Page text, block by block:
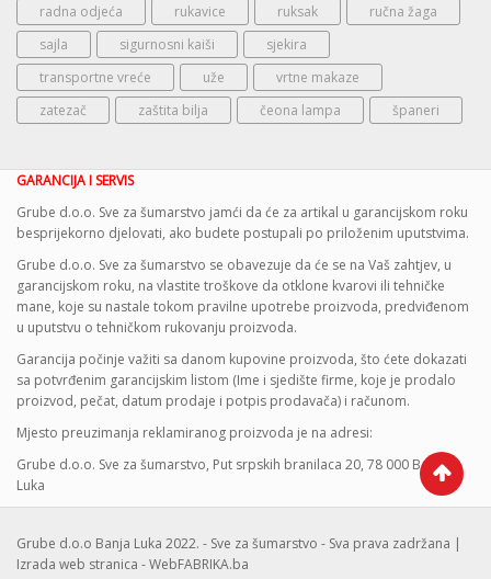
radna odjeća
rukavice ruksak
ručna žaga
sajla
sigurnosni kaiši
sjekira
transportne vreće
uže
vrtne makaze
zatezač
zaštita bilja čeona lampa španeri
GARANCIJA I SERVIS
Grube d.o.o. Sve za šumarstvo jamći da će za artikal u garancijskom roku
besprijekorno djelovati, ako budete postupali po priloženim uputstvima.
Grube d.o.o. Sve za šumarstvo se obavezuje da će se na Vaš zahtjev, u
garancijskom roku, na vlastite troškove da otklone kvarovi ili tehničke
mane, koje su nastale tokom pravilne upotrebe proizvoda, predviđenom
u uputstvu o tehničkom rukovanju proizvoda.
Garancija počinje važiti sa danom kupovine proizvoda, što ćete dokazati
sa potvrđenim garancijskim listom (Ime i sjedište firme, koje je prodalo
proizvod, pečat, datum prodaje i potpis prodavača) i računom.
Mjesto preuzimanja reklamiranog proizvoda je na adresi:
Grube d.o.o. Sve za šumarstvo, Put srpskih branilaca 20, 78 000 Banja
Luka
Grube d.o.o Banja Luka 2022. - Sve za šumarstvo - Sva prava zadržana |
Izrada web stranica - WebFABRIKA.ba